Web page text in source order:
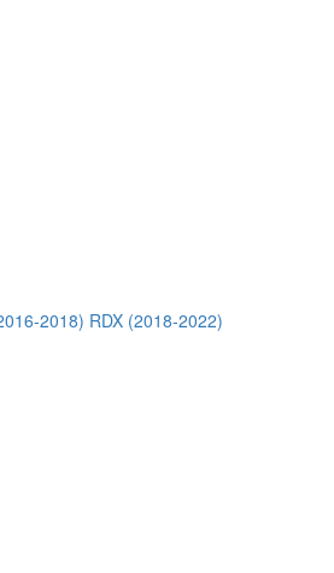
2018) RDX (2018-2022)